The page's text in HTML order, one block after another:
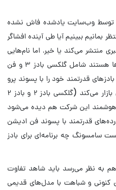
توسط وب‌سایت یادشده فاش نشده
بمانیم ببینیم آیا طی آینده افشاگر
منتشر می‌کند یا خیر. اما نام‌هایی
که طبق شایعات کنونی سر زبان‌ها هستند شامل گلکسی بادز ۳ و فن
قدرتمند خود را با پسوند پرو
و میان‌رده‌ها را فقط با عدد راهی بازار می‌کند (گلکسی بادز ۲ و بادز ۲
این شرکت هم دیده می‌شود
قدرتمند با پسوند فن ادیشن
چه برنامه‌ای برای بادز
به نظر می‌رسد باید شاهد تفاوت
کنونی و شباهت با مدل‌های قدیمی